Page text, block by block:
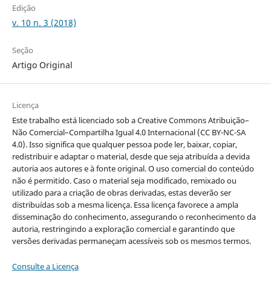
Edição
v. 10 n. 3 (2018)
Seção
Artigo Original
Licença
Este trabalho está licenciado sob a Creative Commons Atribuição–
Não Comercial–Compartilha Igual 4.0 Internacional (CC BY-NC-SA
4.0). Isso significa que qualquer pessoa pode ler, baixar, copiar,
redistribuir e adaptar o material, desde que seja atribuída a devida
autoria aos autores e à fonte original. O uso comercial do conteúdo
não é permitido. Caso o material seja modificado, remixado ou
utilizado para a criação de obras derivadas, estas deverão ser
distribuídas sob a mesma licença. Essa licença favorece a ampla
disseminação do conhecimento, assegurando o reconhecimento da
autoria, restringindo a exploração comercial e garantindo que
versões derivadas permaneçam acessíveis sob os mesmos termos.
Consulte a Licença